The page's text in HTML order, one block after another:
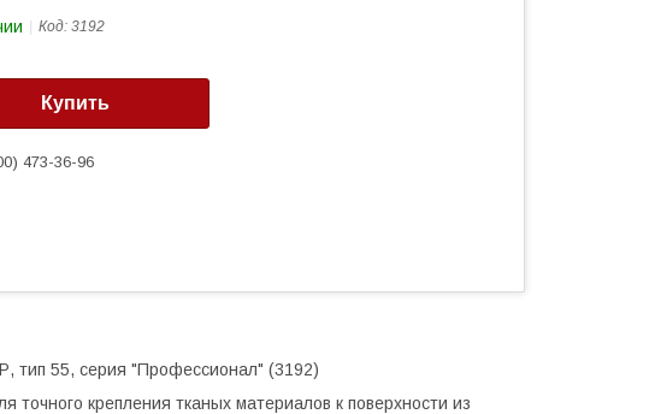
Код: 3192
Купить
473-36-96
тип 55, серия "Профессионал" (3192)
крепления тканых материалов к поверхности из